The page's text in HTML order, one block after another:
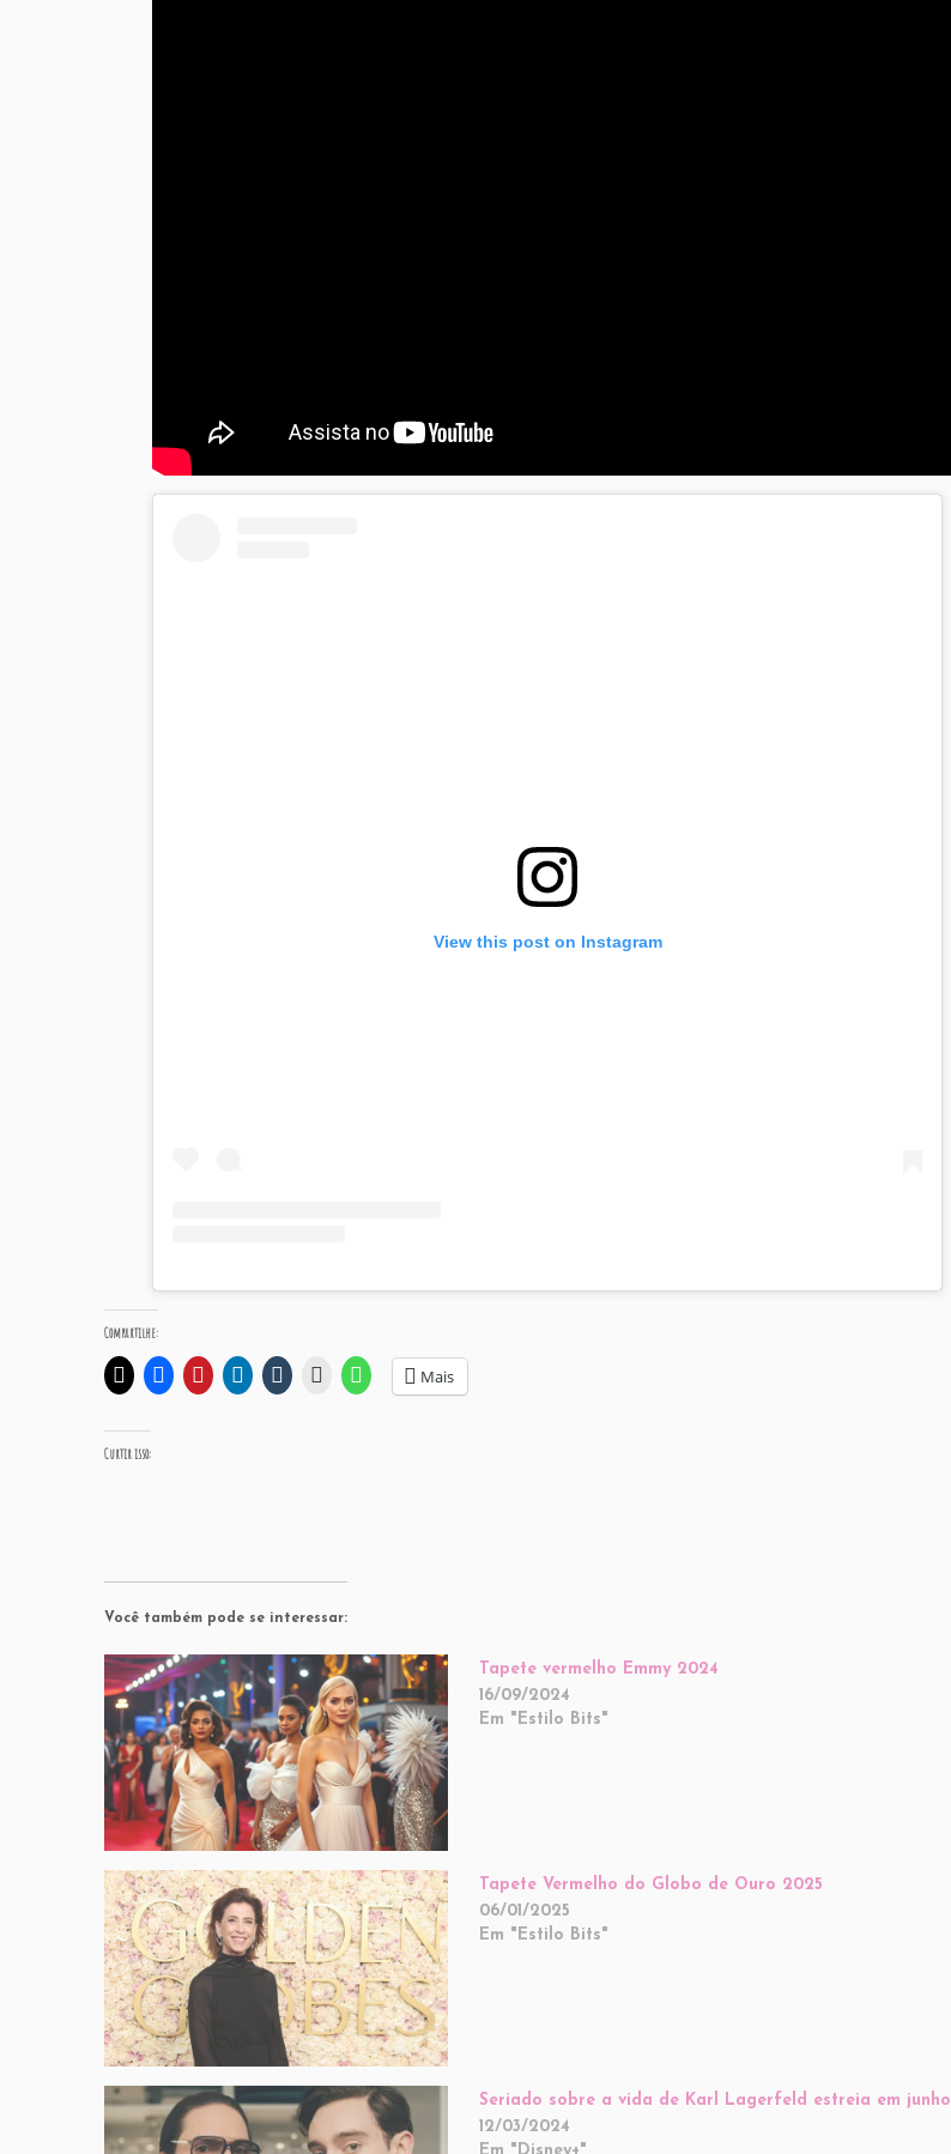
View this post on Instagram
Compartilhe:
Mais
Curtir isso:
Você também pode se interessar:
Tapete vermelho Emmy 2024
16/09/2024
Em "Estilo Bits"
Tapete Vermelho do Globo de Ouro 2025
06/01/2025
Em "Estilo Bits"
Seriado sobre a vida de Karl Lagerfeld estreia em junho
12/03/2024